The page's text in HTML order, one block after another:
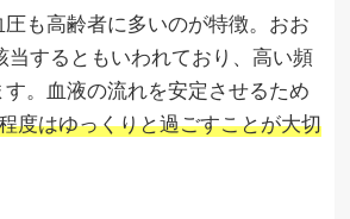
も高齢者に多いのが特徴。おお
当するともいわれており、高い頻
。血液の流れを安定させるため
度はゆっくりと過ごすことが大切